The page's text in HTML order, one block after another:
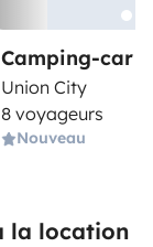
Camping-car
Union City
8 voyageurs
Nouveau
la location